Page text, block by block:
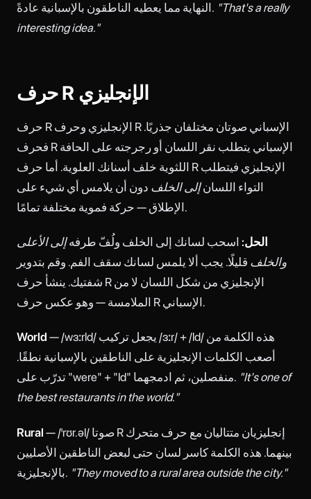
النهاية مما يعطيه الناطقون بالإسبانية عادةً. "That's a really
interesting idea."
حرف R الإنجليزي
حرف R الإنجليزي وحرف R الإسباني صوتان مختلفان جذريًا.
فحرف R الإسباني يتطلب نقر اللسان أو رجرجته على الحافة
اللثوية خلف أسنانك العلوية. أما حرف R الإنجليزي فيتطلب
التواء اللسانإلى الخلف دون أن يلامس أي شيء على
الإطلاق — حركة فموية مختلفة تمامًا.
الحل: اسحب لسانك إلى الخلف ولُفّ طرفهإلى الأعلى
والخلف قليلًا. يجب ألا يلمس لسانك سقف الفم. وقم بتدوير
شفتيك. ينشأ حرف R الإنجليزي من شكل اللسان لا من
الملامسة — وهو عكس حرف R الإسباني.
World — /wɜːrld/ يجعل تركيب /ɜːr/ + /ld/ هذه الكلمة من
أصعب الكلمات الإنجليزية على الناطقين بالإسبانية نطقًا.
تدرّب على "were" + "ld" منفصلين، ثم ادمجهما. "It's one of
the best restaurants in the world."
Rural — /ˈrʊr.əl/ صوتا R إنجليزيان متتاليان مع حرف متحرك
بينهما. هذه الكلمة كاسر لسان حتى لبعض الناطقين الأصليين
بالإنجليزية. "They moved to a rural area outside the city."